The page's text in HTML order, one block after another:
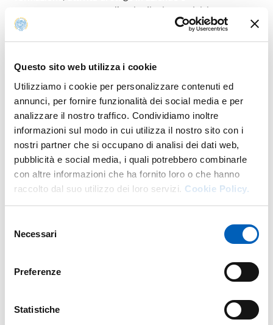
Questo sito web utilizza i cookie
Utilizziamo i cookie per personalizzare contenuti ed
annunci, per fornire funzionalità dei social media e per
analizzare il nostro traffico. Condividiamo inoltre
informazioni sul modo in cui utilizza il nostro sito con i
nostri partner che si occupano di analisi dei dati web,
pubblicità e social media, i quali potrebbero combinarle
con altre informazioni che ha fornito loro o che hanno
raccolto dal suo utilizzo dei loro servizi. Cookie Policy.
delNecessari
Preferenze
Statistiche
imprenditoriali.
del progetto.
COMUNE DI PARMA– In qualità di capofila di progetto
coordinerà le attività dei partner e sarà responsabile della
gestione finanziaria e della rendicontazione del progetto.
Curerà i rapporti con l’Agenzia Italiana per la
Cooperazione allo Sviluppo e tutte le attività di
comunicazione relative al progetto.
PARMAALIMENTA -Parmaalimenta coordinerà le
assieme al Comune di Bujumbura, la costruzione della
sede del Consorzio del Pomodoro e seguirà i passaggi
assieme ai partner locali, i partecipanti alle formazioni
spazi, laboratori, macchinari e attrezzature per le attività